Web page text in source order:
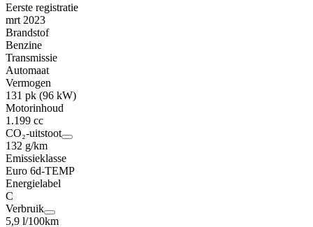
Eerste registratie
mrt 2023
Brandstof
Benzine
Transmissie
Automaat
Vermogen
131 pk (96 kW)
Motorinhoud
1.199 cc
CO₂-uitstoot
132 g/km
Emissieklasse
Euro 6d-TEMP
Energielabel
C
Verbruik
5,9 l/100km